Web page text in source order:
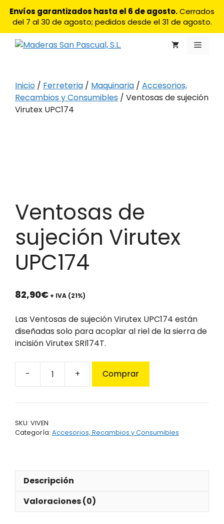
Envíos garantizados hasta el 6 de agosto.Cerrados
del 7 al 30 de agosto; pedidos desde el 31 de agosto.
Menú
Inicio / Ferreteria / Maquinaria / Accesorios,
Recambios y Consumibles / Ventosas de sujeción
Virutex UPC174
Ventosas de
sujeción Virutex
UPC174
82,90€ + IVA (21%)
Las Ventosas de sujeción Virutex UPC174 están
diseñadas solo para acoplar al riel de la sierra de
incisión Virutex SRI174T.
Ventosas
sujeción
cantidad
Comprar
SKU: VIVEN
Categoría: Accesorios, Recambios y Consumibles
Descripción
Valoraciones (0)